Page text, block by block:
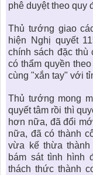
phê duyệt theo quy
Thủ tướng giao
hiện Nghị quyết
chính sách đặc thù
có thẩm quyền
cùng "xắn tay" với
Thủ tướng mong
quyết tâm rồi thì
hơn nữa, đã đổi
nữa, đã có thành
vừa kế thừa
bám sát tình hình
thách thức thành